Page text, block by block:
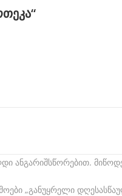
ანგარიშსწორებით.
„განუყრელი